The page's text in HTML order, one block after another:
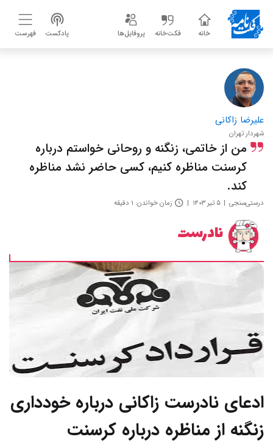
خانه فکت‌خانه پروفایل‌ها پادکست فهرست
علیرضا زاکانی
شهردار تهران
من از خاتمی‌، زنگنه و روحانی خواستم درباره
کرسنت مناظره کنیم، کسی حاضر نشد مناظره
کند.
درستی‌سنجی ۵ تیر ۱۴۰۳ زمان خواندن: ۱ دقیقه
نادرست
ادعای نادرست زاکانی درباره خودداری
زنگنه از مناظره درباره کرسنت